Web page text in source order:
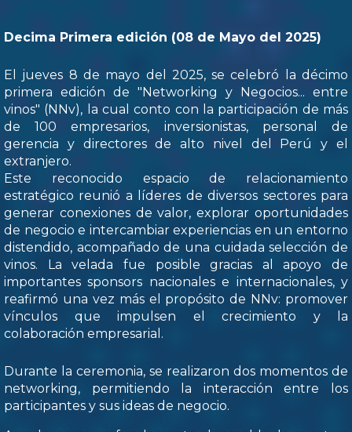
Decima Primera edición (08 de Mayo del 2025)
El jueves 8 de mayo del 2025, se celebró la décimo
primera edición de "Networking y Negocios... entre
vinos" (NNv), la cual conto con la participación de más
de 100 empresarios, inversionistas, personal de
gerencia y directores de alto nivel del Perú y el
extranjero.
Este reconocido espacio de relacionamiento
estratégico reunió a líderes de diversos sectores para
generar conexiones de valor, explorar oportunidades
de negocio e intercambiar experiencias en un entorno
distendido, acompañado de una cuidada selección de
vinos. La velada fue posible gracias al apoyo de
importantes sponsors nacionales e internacionales, y
reafirmó una vez más el propósito de NNv: promover
vínculos que impulsen el crecimiento y la
colaboración empresarial.
Durante la ceremonia, se realizaron dos momentos de
networking, permitiendo la interacción entre los
participantes y sus ideas de negocio.